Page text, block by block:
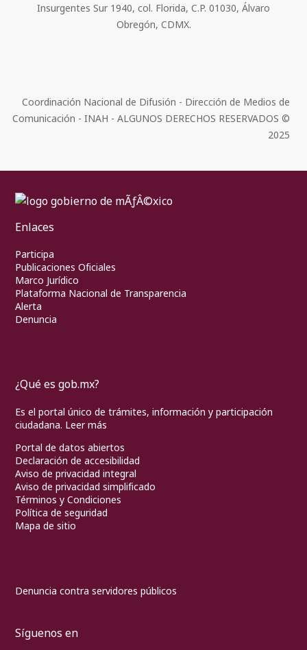
Insurgentes Sur 1940, col. Florida, C.P. 01030, Álvaro
Obregón, CDMX.
Coordinación Nacional de Difusión - Dirección de Medios de
Comunicación - INAH - ALGUNOS DERECHOS RESERVADOS ©
2025
Enlaces
Participa
Publicaciones Oficiales
Marco Jurídico
Plataforma Nacional de Transparencia
Alerta
Denuncia
¿Qué es gob.mx?
Es el portal único de trámites, información y participación
ciudadana. Leer más
Portal de datos abiertos
Declaración de accesibilidad
Aviso de privacidad integral
Aviso de privacidad simplificado
Términos y Condiciones
Política de seguridad
Mapa de sitio
Denuncia contra servidores públicos
Síguenos en